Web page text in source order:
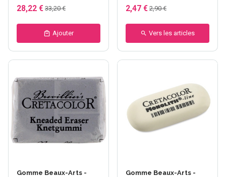
CRETACOLOR
28,22 € 33,20 €
Ajouter
caramel
2,47 € 2,90 €
Vers les articles
Gomme Beaux-Arts -
Gomme Beaux-Arts -